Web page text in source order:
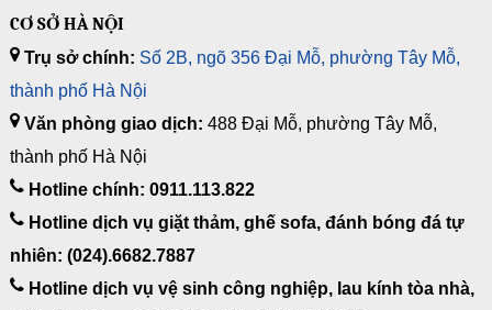
CƠ SỞ HÀ NỘI
Trụ sở chính: Số 2B, ngõ 356 Đại Mỗ, phường Tây Mỗ,
thành phố Hà Nội
Văn phòng giao dịch: 488 Đại Mỗ, phường Tây Mỗ,
thành phố Hà Nội
Hotline chính: 0911.113.822
Hotline dịch vụ giặt thảm, ghế sofa, đánh bóng đá tự
nhiên: (024).6682.7887
Hotline dịch vụ vệ sinh công nghiệp, lau kính tòa nhà,